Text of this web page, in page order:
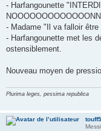
- Harfangounette
- Madame "Il va falloir être
- Harfangounette met les
ostensiblement.
Nouveau moyen de
Plurima leges, pessima republica
touff5